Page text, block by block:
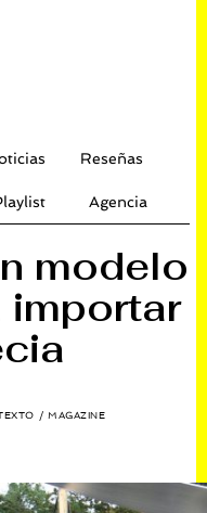
Reseñas
Agencia
modelo
/ MAGAZINE